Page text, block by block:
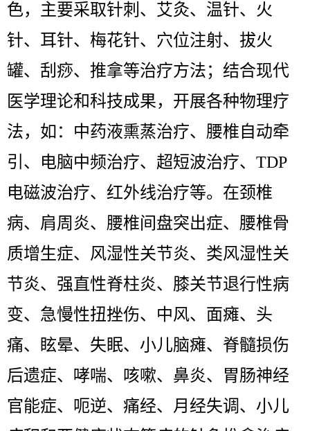
色，主要采取针刺、艾灸、温针、火
针、耳针、梅花针、穴位注射、拔火
罐、刮痧、推拿等治疗方法；结合现代
医学理论和科技成果，开展各种物理疗
法，如：中药液熏蒸治疗、腰椎自动牵
引、电脑中频治疗、超短波治疗、TDP
电磁波治疗、红外线治疗等。在颈椎
病、肩周炎、腰椎间盘突出症、腰椎骨
质增生症、风湿性关节炎、类风湿性关
节炎、强直性脊柱炎、膝关节退行性病
变、急慢性扭挫伤、中风、面瘫、头
痛、眩晕、失眠、小儿脑瘫、脊髓损伤
后遗症、哮喘、咳嗽、鼻炎、胃肠神经
官能症、呃逆、痛经、月经失调、小儿